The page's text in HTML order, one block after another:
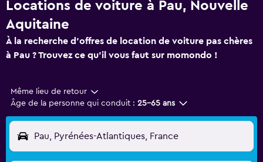
Locations de voiture à Pau, Nouvelle
Aquitaine
À la recherche d'offres de location de voiture pas chères
à Pau ? Trouvez ce qu'il vous faut sur momondo !
Même lieu de retour
Âge de la personne qui conduit : 25-65 ans
Pau, Pyrénées-Atlantiques, France